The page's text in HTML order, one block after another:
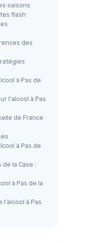
saisons
flash
des
à Pas de
l'alcool à Pas
de France
à Pas de
de la Case :
à Pas de la
à Pas